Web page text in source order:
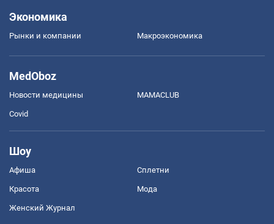
Экономика
Рынки и компании Mакроэкономика
MedOboz
Новости медицины MAMACLUB
Covid
Шоу
Афиша Сплетни
Красота Мода
Женский Журнал